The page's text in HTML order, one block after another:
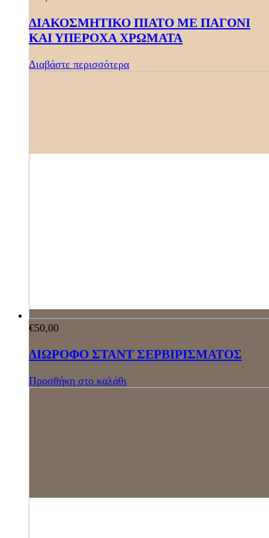
ΔΙΑΚΟΣΜΗΤΙΚΟ ΠΙΑΤΟ ΜΕ ΠΑΓΟΝΙ
ΚΑΙ ΥΠΕΡΟΧΑ ΧΡΩΜΑΤΑ
Διαβάστε περισσότερα
€50,00
ΔΙΩΡΟΦΟ ΣΤΑΝΤ ΣΕΡΒΙΡΙΣΜΑΤΟΣ
Προσθήκη στο καλάθι